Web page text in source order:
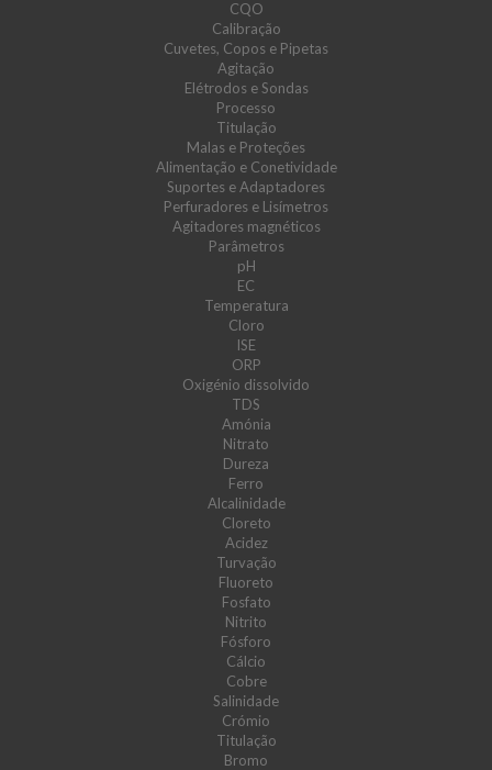
CQO
Calibração
Cuvetes, Copos e Pipetas
Agitação
Elétrodos e Sondas
Processo
Titulação
Malas e Proteções
Alimentação e Conetividade
Suportes e Adaptadores
Perfuradores e Lisímetros
Agitadores magnéticos
Parâmetros
pH
EC
Temperatura
Cloro
ISE
ORP
Oxigénio dissolvido
TDS
Amónia
Nitrato
Dureza
Ferro
Alcalinidade
Cloreto
Acidez
Turvação
Fluoreto
Fosfato
Nitrito
Fósforo
Cálcio
Cobre
Salinidade
Crómio
Titulação
Bromo